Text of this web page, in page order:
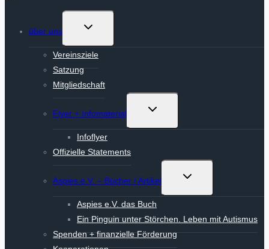
über uns
Untermenü
Vereinsziele
Satzung
Mitgliedschaft
Flyer + Infomaterial
Untermenü
Infoflyer
Offizielle Statements
Aspies e.V. – Bücher / Artikel
Untermenü
Aspies e.V. das Buch
Ein Pinguin unter Störchen. Leben mit Autismus
Spenden + finanzielle Förderung